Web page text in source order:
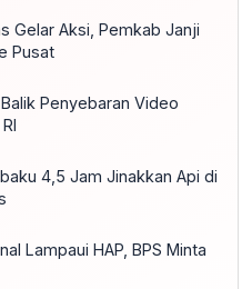
Gelar Aksi, Pemkab Janji
Pusat
Penyebaran Video
4,5 Jam Jinakkan Api di
Lampaui HAP, BPS Minta